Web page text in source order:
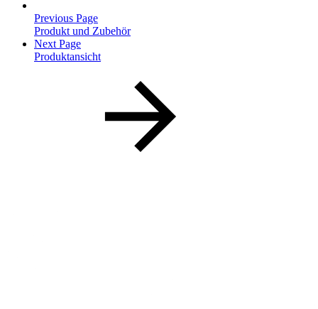
Previous Page
Produkt und Zubehör
Next Page
Produktansicht